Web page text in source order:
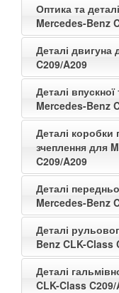
Оптика та
Mercedes-Benz
Деталі двигуна
C209/A209
Деталі
Mercedes-Benz
Деталі коробки
зчеплення для
C209/A209
Деталі
Mercedes-Benz
Деталі
Benz CLK-Class
Деталі
CLK-Class C209/